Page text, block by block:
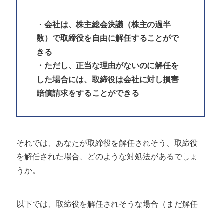
・ 会社は、株主総会決議（株主の過半
数）で取締役を自由に解任することがで
きる
・ただし、正当な理由がないのに解任を
した場合には、取締役は会社に対し損害
賠償請求をすることができる
それでは、あなたが取締役を解任されそう、取締役
を解任された場合、どのような対処法があるでしょ
うか。
以下では、取締役を解任されそうな場合（まだ解任